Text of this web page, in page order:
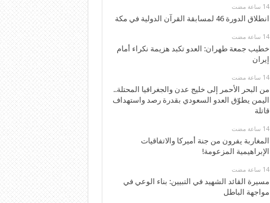
‏14 ساعة مضت
انطلاق الدورة 46 لمسابقة القرآن الدولية في مكة
‏14 ساعة مضت
خطيب جمعة طهران: العدو تكبد هزيمة نكراء أمام
إيران
‏14 ساعة مضت
من البحر الأحمر إلى خليج عدن والجغرافيا المحتلة..
اليمن يطوّق العدو السعودي بقدرة رصد واستهداف
قاتلة
‏14 ساعة مضت
المغاربة يفرون من جنة أميركا والاتفاقيات
الإبراهيمية المزعومة!
‏14 ساعة مضت
مسيرة القائد الشهيد في التبيين: بناء الوعي في
مواجهة الباطل